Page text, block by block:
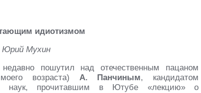
идиотизмом
Юрий Мухин
пошутил над отечественным пацаном
возраста) А. Панчиным, кандидатом
наук, прочитавшим в Ютубе «лекцию» о